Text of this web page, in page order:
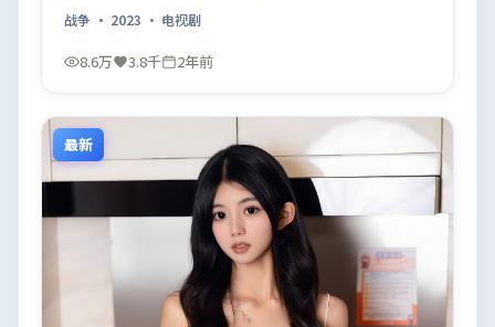
战争 · 2023 · 电视剧
8.6万 3.8千 2年前
最新